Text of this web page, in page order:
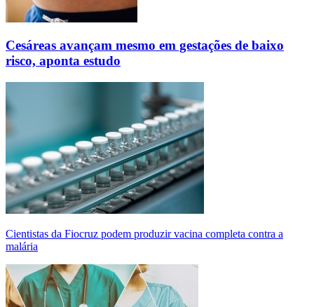
Cesáreas avançam mesmo em gestações de baixo
risco, aponta estudo
Cientistas da Fiocruz podem produzir vacina completa contra a
malária